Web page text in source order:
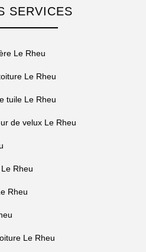
SERVICES
Le Rheu
Le Rheu
tuile Le Rheu
de velux Le Rheu
Rheu
Rheu
Le Rheu